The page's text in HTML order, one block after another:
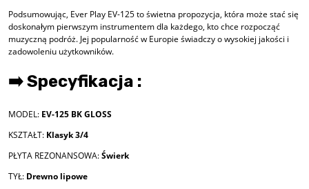
Podsumowując, Ever Play EV-125 to świetna propozycja, która może stać się
doskonałym pierwszym instrumentem dla każdego, kto chce rozpocząć
muzyczną podróż. Jej popularność w Europie świadczy o wysokiej jakości i
zadowoleniu użytkowników.
➡️ Specyfikacja :
MODEL: EV-125 BK GLOSS
KSZTAŁT: Klasyk 3/4
PŁYTA REZONANSOWA:Świerk
TYŁ: Drewno lipowe